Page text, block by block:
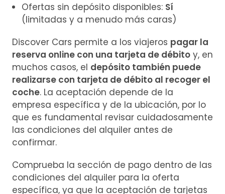
Ofertas sin depósito disponibles: Sí
(limitadas y a menudo más caras)
Discover Cars permite a los viajeros pagar la
reserva online con una tarjeta de débito y, en
muchos casos, el depósito también puede
realizarse con tarjeta de débito al recoger el
coche. La aceptación depende de la
empresa específica y de la ubicación, por lo
que es fundamental revisar cuidadosamente
las condiciones del alquiler antes de
confirmar.
Comprueba la sección de pago dentro de las
condiciones del alquiler para la oferta
específica, ya que la aceptación de tarjetas